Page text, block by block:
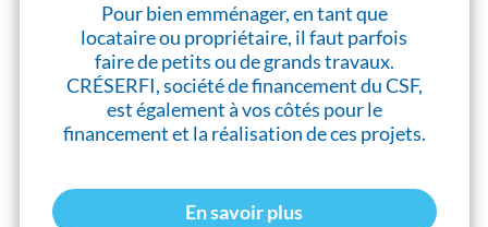
Pour bien emménager, en tant que
locataire ou propriétaire, il faut parfois
faire de petits ou de grands travaux.
CRÉSERFI, société de financement du CSF,
est également à vos côtés pour le
financement et la réalisation de ces projets.
En savoir plus